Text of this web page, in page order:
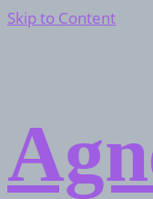
Skip to Content